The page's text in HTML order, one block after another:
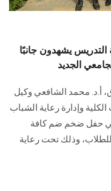
التدريس يشهدون جانبًا
الجديد
أ.د. محمد الشافعي وكيل
وإدارة رعاية الشباب
الجدد للعام الدراسي 2023/2024 في حفل ضخم ضم كافة
وذلك تحت رعاية